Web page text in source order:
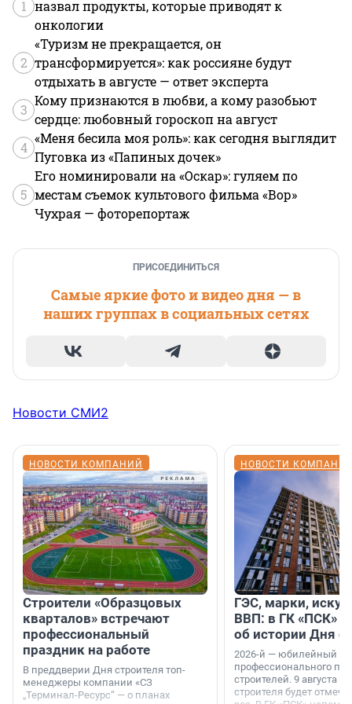
1 назвал продукты, которые приводят к
онкологии
2
«Туризм не прекращается, он
трансформируется»: как россияне будут
отдыхать в августе — ответ эксперта
3
Кому признаются в любви, а кому разобьют
сердце: любовный гороскоп на август
4
«Меня бесила моя роль»: как сегодня выглядит
Пуговка из «Папиных дочек»
5
Его номинировали на «Оскар»: гуляем по
местам съемок культового фильма «Вор»
Чухрая — фоторепортаж
ПРИСОЕДИНИТЬСЯ
Самые яркие фото и видео дня — в
наших группах в социальных сетях
Новости СМИ2
НОВОСТИ КОМПАНИЙ
Строители «Образцовых
кварталов» встречают
профессиональный
праздник на работе
В преддверии Дня строителя топ-
менеджеры компании «СЗ
„Терминал-Ресурс“ — о планах
НОВОСТИ
ГЭС, марки,
ВВП: в ГК «ПСК»
об истории Дня
2026-й — юбилейный
профессионального
строителей. 9 августа
строителя будет